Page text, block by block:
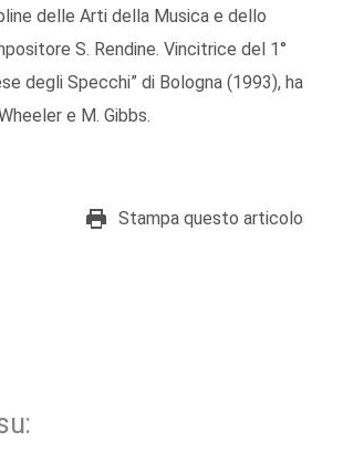
delle Arti della Musica e dello
S. Rendine. Vincitrice del 1°
degli Specchi” di Bologna (1993), ha
e M. Gibbs.
Stampa questo articolo